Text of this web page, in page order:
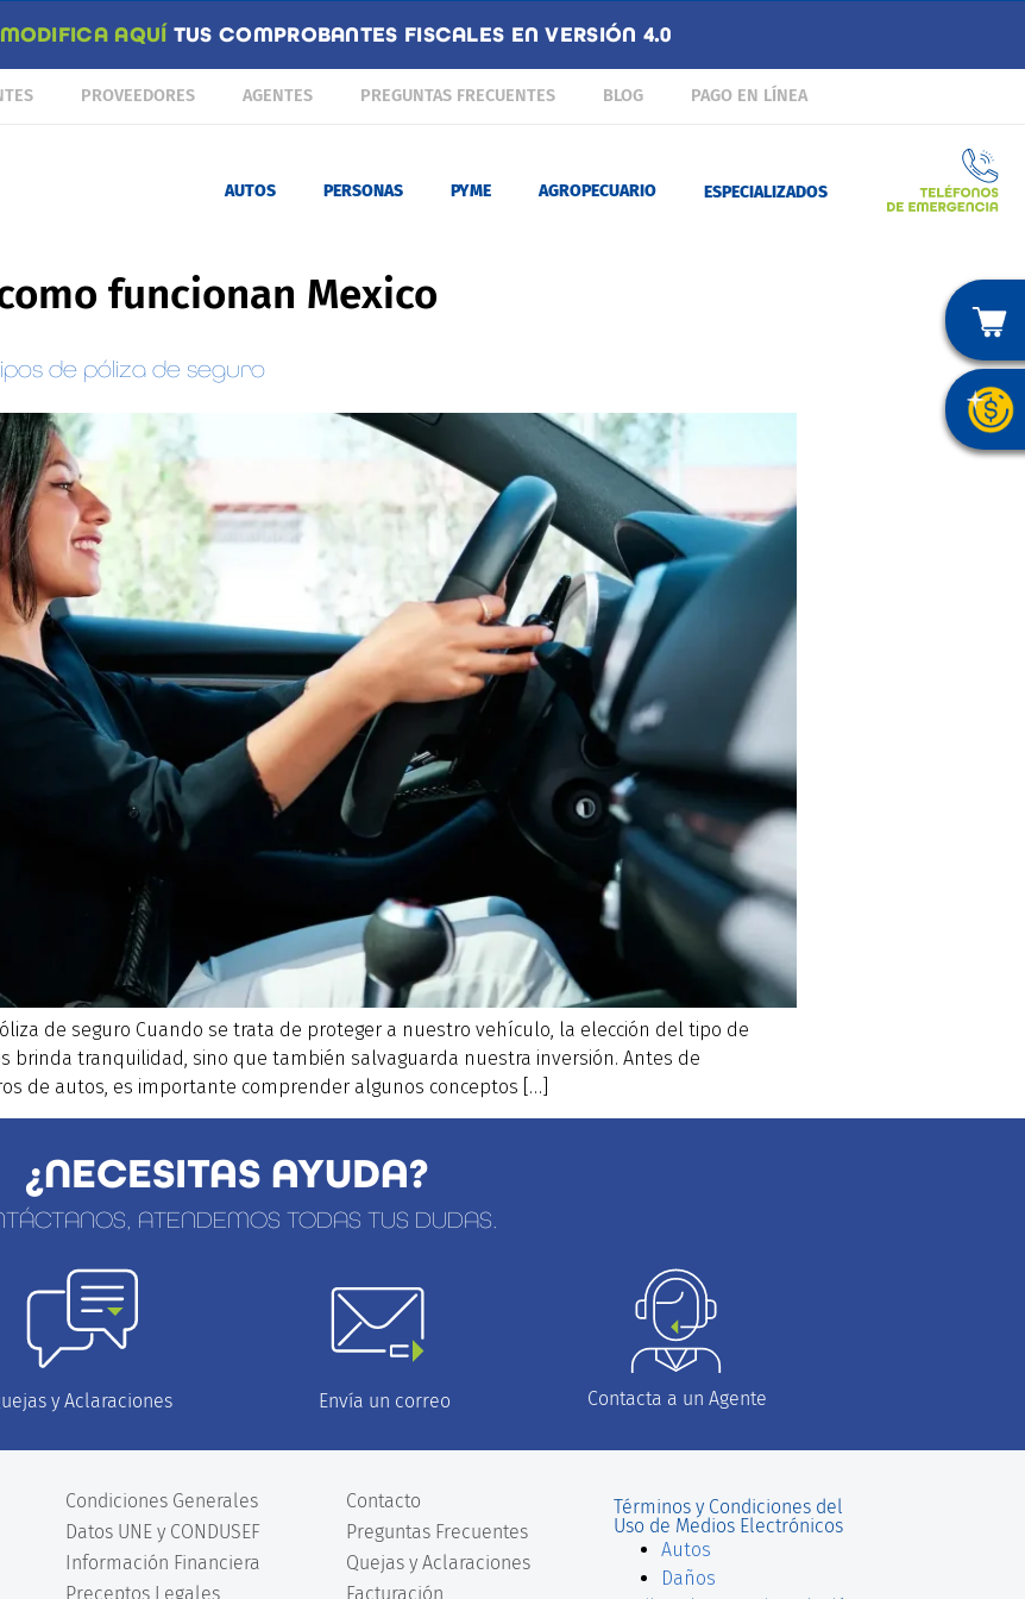
MODIFICA AQUÍ TUS COMPROBANTES FISCALES EN VERSIÓN 4.0
PROVEEDORES AGENTES PREGUNTAS FRECUENTES BLOG PAGO EN LÍNEA
AUTOS PERSONAS PYME AGROPECUARIO ESPECIALIZADOS
funcionan Mexico
de póliza de seguro
de seguro Cuando se trata de proteger a nuestro vehículo, la elección del tipo de
brinda tranquilidad, sino que también salvaguarda nuestra inversión. Antes de
de autos, es importante comprender algunos conceptos […]
¿NECESITAS AYUDA?
ATENDEMOS TODAS TUS DUDAS.
y Aclaraciones Envía un correo Contacta a un Agente
Condiciones Generales
Datos UNE y CONDUSEF
Información Financiera
Preceptos Legales
Contacto
Preguntas Frecuentes
Quejas y Aclaraciones
Facturación
Términos y Condiciones del
Uso de Medios Electrónicos
Autos
Daños